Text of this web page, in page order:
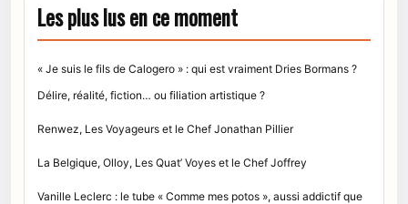
Les plus lus en ce moment
« Je suis le fils de Calogero » : qui est vraiment Dries Bormans ?
Délire, réalité, fiction… ou filiation artistique ?
Renwez, Les Voyageurs et le Chef Jonathan Pillier
La Belgique, Olloy, Les Quat’ Voyes et le Chef Joffrey
Vanille Leclerc : le tube « Comme mes potos », aussi addictif que